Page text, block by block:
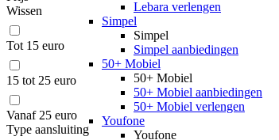
Lebara verlengen
Simpel
Simpel
Simpel aanbiedingen
50+ Mobiel
50+ Mobiel
50+ Mobiel aanbiedingen
50+ Mobiel verlengen
Youfone
Youfone
Wissen
Tot 15 euro
15 tot 25 euro
Vanaf 25 euro
Type aansluiting